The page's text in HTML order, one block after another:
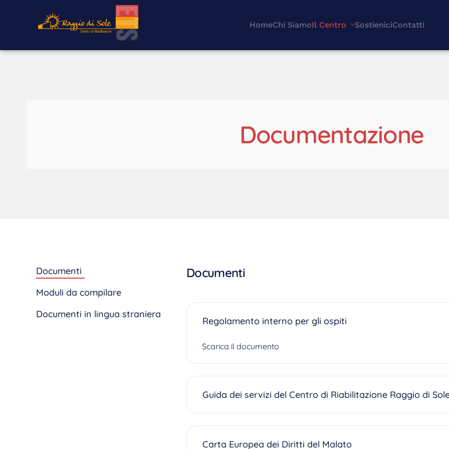
HomeChi SiamoIl Centro SostieniciContatti
Documentazione
Documenti
Moduli da compilare
Documenti in lingua straniera
Documenti
Regolamento interno per gli ospiti
Scarica il documento
Guida dei servizi del Centro di Riabilitazione Raggio di
Carta Europea dei Diritti del Malato